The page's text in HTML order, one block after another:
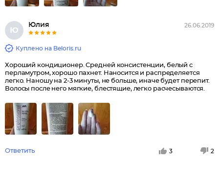
Ю
Юлия 26.06.2019
Куплено на Beloris.ru
Хороший кондиционер. Средней консистенции, белый с
перламутром, хорошо пахнет. Наносится и распределяется
легко. Наношу на 2-3 минуты, не больше, иначе будет перепит.
Волосы после него мягкие, блестящие, легко расчесываются.
Ответить 3 2